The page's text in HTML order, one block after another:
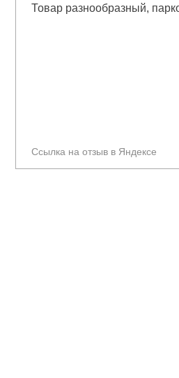
Ссылка на отзыв в Яндексе
Товар разнообразный,